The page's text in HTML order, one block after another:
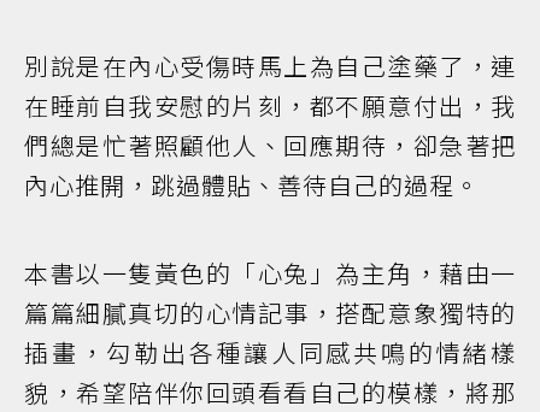
別說是在內心受傷時馬上為自己塗藥了，連
在睡前自我安慰的片刻，都不願意付出，我
們總是忙著照顧他人、回應期待，卻急著把
內心推開，跳過體貼、善待自己的過程。
本書以一隻黃色的「心兔」為主角，藉由一
篇篇細膩真切的心情記事，搭配意象獨特的
插畫，勾勒出各種讓人同感共鳴的情緒樣
貌，希望陪伴你回頭看看自己的模樣，將那